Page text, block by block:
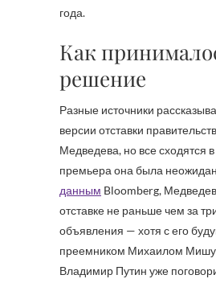
года.
Как
решение
Разные источники
версии отставки
Медведева, но все сходятся
премьера она была
данным Bloomberg,
отставке не раньше чем за
объявления — хотя с его
преемником Михаилом
Владимир Путин уже